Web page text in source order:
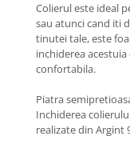
Coliere cu Animale
Coliere cu Molecule
Coliere Diverse
BRĂȚĂRI CU ȘNUR
Brățări din Aur cu
Colierul este ideal
sau atunci cand iti
tinutei tale, este
inchiderea
confortabila.
Piatra
Inchiderea
realizate din Argint